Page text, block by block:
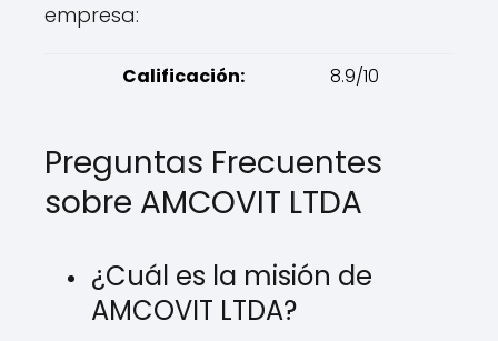
empresa:
Calificación: 8.9/10
Preguntas Frecuentes
sobre AMCOVIT LTDA
¿Cuál es la misión de
AMCOVIT LTDA?